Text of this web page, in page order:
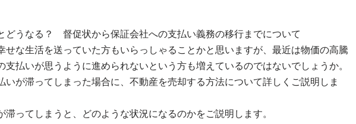
どうなる？ 督促状から保証会社への支払い義務の移行までについて
せな生活を送っていた方もいらっしゃることかと思いますが、最近は物価の高騰
支払いが思うように進められないという方も増えているのではないでしょうか。
いが滞ってしまった場合に、不動産を売却する方法について詳しくご説明しま
滞ってしまうと、どのような状況になるのかをご説明します。